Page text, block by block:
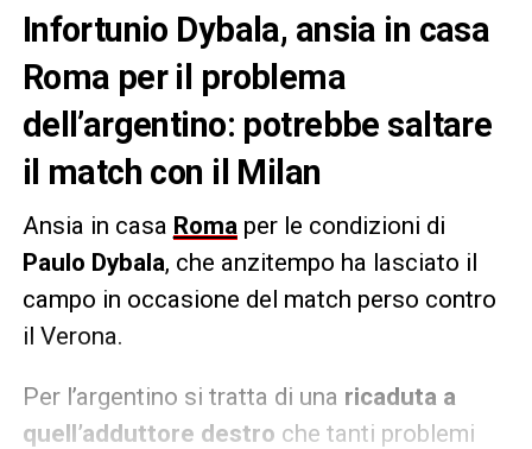
Infortunio Dybala, ansia in casa
Roma per il problema
dell’argentino: potrebbe saltare
il match con il Milan
Ansia in casa Roma per le condizioni di
Paulo Dybala, che anzitempo ha lasciato il
campo in occasione del match perso contro
il Verona.
Per l’argentino si tratta di una ricaduta a
quell’adduttore destro che tanti problemi